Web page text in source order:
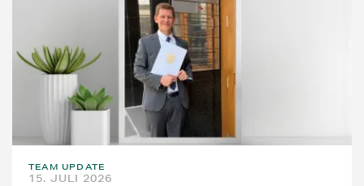
TEAM UPDATE
15. JULI 2026